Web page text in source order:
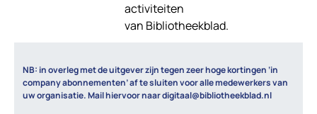
activiteiten
van Bibliotheekblad.
NB: in overleg met de uitgever zijn tegen zeer hoge kortingen ‘in
company abonnementen’ af te sluiten voor alle medewerkers van
uw organisatie. Mail hiervoor naar digitaal@bibliotheekblad.nl